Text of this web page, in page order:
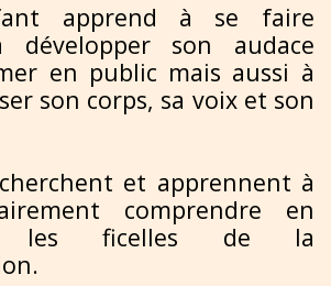
apprend à se faire
développer son audace
en public mais aussi à
son corps, sa voix et son
et apprennent à
comprendre en
les ficelles de la